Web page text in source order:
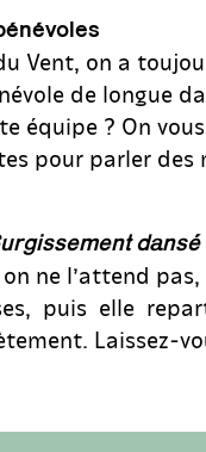
Vent, on a
de longue
équipe ? On
pour parler des
dansé
ne l’attend
puis elle
Laissez-